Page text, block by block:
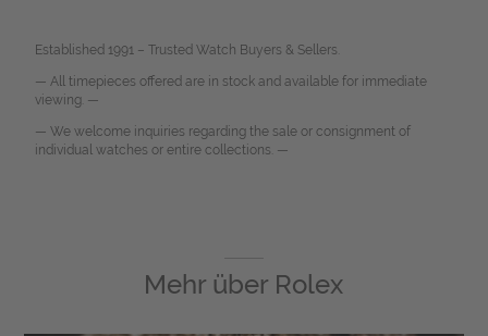
Established 1991 – Trusted Watch Buyers & Sellers.
— All timepieces offered are in stock and available for immediate
viewing. —
— We welcome inquiries regarding the sale or consignment of
individual watches or entire collections. —
Mehr über Rolex